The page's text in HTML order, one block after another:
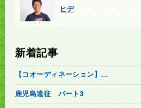
ヒデ
新着記事
【コオーディネーション】...
鹿児島遠征 パート3